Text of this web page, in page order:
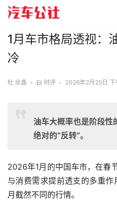
1月车市格局透视：
冷
杜 余鑫 • 时评 • 2026年2月25日 下
油车大概率也是阶段性
绝对的“反转”。
2026年1月的中国车市，在春
与消费需求提前透支的多重
月截然不同的行情。